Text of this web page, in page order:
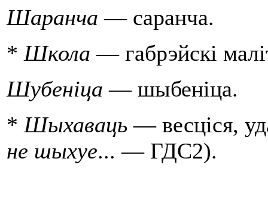
Шаранча — саранча.
* Школа — габрэйскi
Шубенiца — шыбенiца.
* Шыхаваць— весцiся,
не шыхуе... — ГДС2).